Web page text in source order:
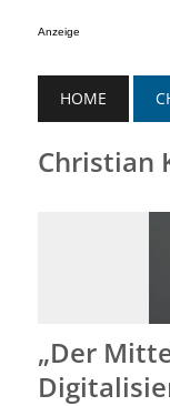
Anzeige
HOME
Christian
„Der